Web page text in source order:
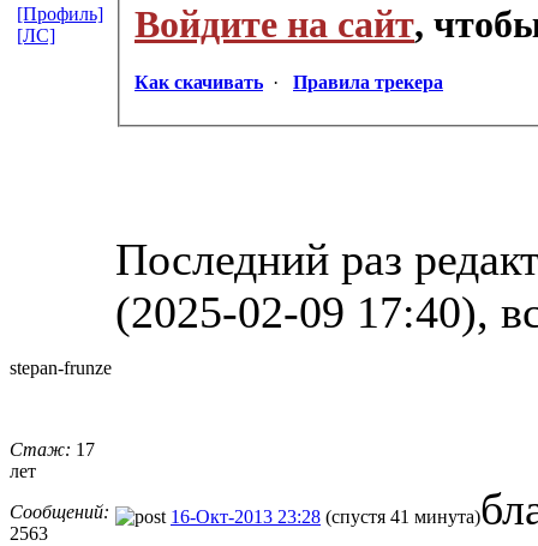
Войдите на сайт,
Как скачивать · Правила трекера
Последний раз
(2025-02-09 17:40),
[Профиль]
[ЛС]
stepan-frunz​e
Стаж: 17
лет
Сообщений:
2563
16-Окт-2013 23:28 (спустя 41 минута)